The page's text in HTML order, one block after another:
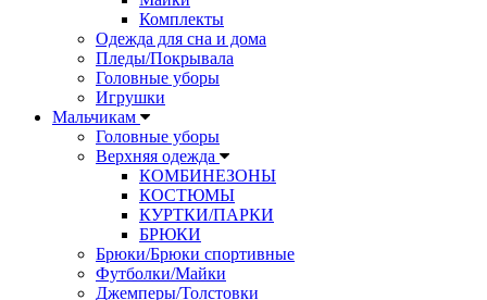
Комплекты
Одежда для сна и дома
Пледы/Покрывала
Головные уборы
Игрушки
Мальчикам
Головные уборы
Верхняя одежда
КОМБИНЕЗОНЫ
КОСТЮМЫ
КУРТКИ/ПАРКИ
БРЮКИ
Брюки/Брюки спортивные
Футболки/Майки
Джемперы/Толстовки